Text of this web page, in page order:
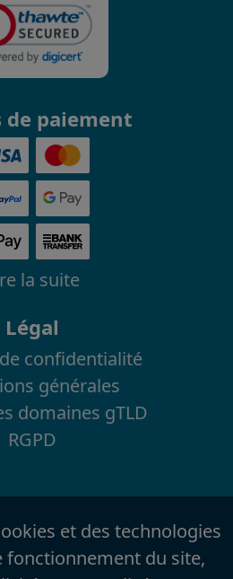
de paiement
la suite
Légal
confidentialité
générales
domaines gTLD
RGPD
et des technologies
fonctionnement du site,